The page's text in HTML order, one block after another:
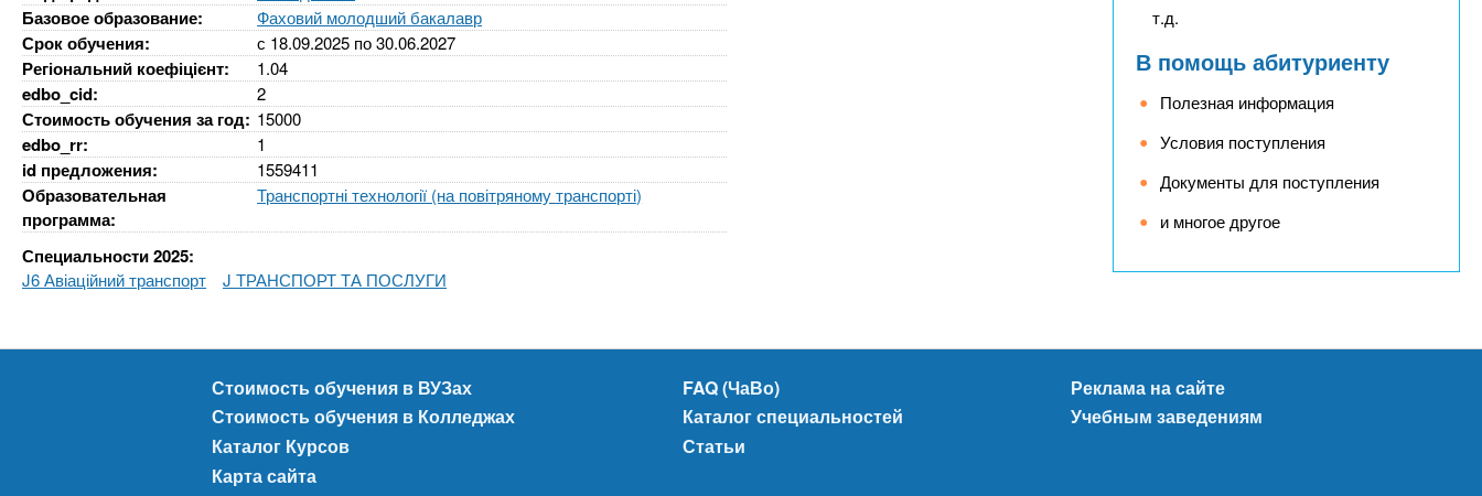
n
t
s
.
i
n
х
з
а
в
е
д
е
н
и
й
Базовое образование: Фаховий молодший бакалавр
Срок обучения: с 18.09.2025 по30.06.2027
Регіональний коефіцієнт: 1.04
edbo_cid: 2
Стоимость обучения за год: 15000
edbo_rr: 1
id предложения: 1559411
Образовательная
программа:
Транспортні технології (на повітряному транспорті)
Специальности 2025:
J6 Авіаційний транспорт J ТРАНСПОРТ ТА ПОСЛУГИ
т.д.
В помощь абитуриенту
Полезная информация
Условия поступления
Документы для поступления
и многое другое
Стоимость обучения в ВУЗах
Стоимость обучения в Колледжах
Каталог Курсов
Карта сайта
FAQ (ЧаВо)
Каталог специальностей
Статьи
Реклама на сайте
Учебным заведениям